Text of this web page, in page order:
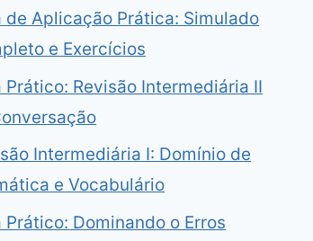
de Aplicação Prática: Simulado
e Exercícios
Prático: Revisão Intermediária II
Intermediária I: Domínio de
e Vocabulário
Prático: Dominando o Erros